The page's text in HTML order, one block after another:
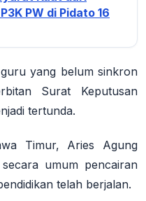
PW di Pidato 16
yang belum sinkron
Surat Keputusan
tertunda.
Timur, Aries Agung
umum pencairan
telah berjalan.